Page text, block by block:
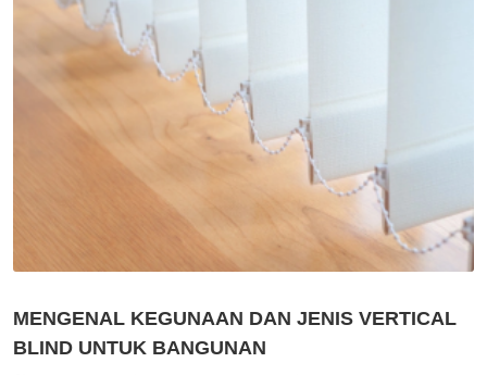
MENGENAL KEGUNAAN DAN JENIS VERTICAL
BLIND UNTUK BANGUNAN